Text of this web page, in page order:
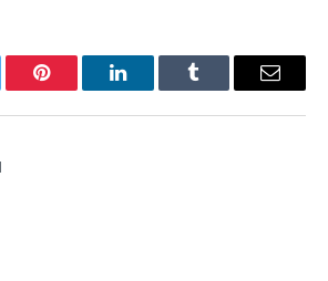
Pinterest LinkedInTumblr Email